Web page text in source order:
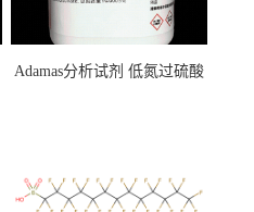
Adamas分析试剂 低氮过硫酸